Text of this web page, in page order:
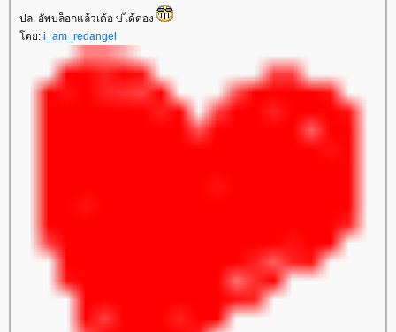
ปล. อัพบล็อกแล้วเด้อ บ่ได้ดอง
ดย: i_am_redangel